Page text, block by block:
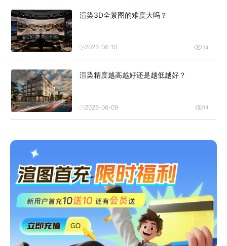
渲染3D全景图的难度大吗？
2026-06-10 34
渲染精度越高越好还是越低越好？
2026-06-09 14